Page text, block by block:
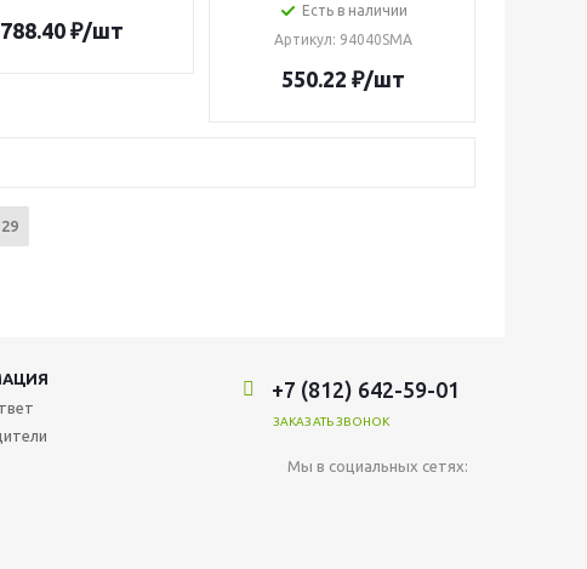
788.40₽/шт
Есть в наличии
Артикул: 94040SMA
550.22 ₽/шт
29
+7 (812) 642-59-01
ЗАКАЗАТЬ ЗВОНОК
Мы в социальных сетях: